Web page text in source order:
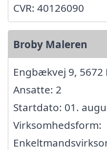
CVR: 40126090
Broby Maleren
Engbækvej 9, 5672
Ansatte: 2
Startdato: 01.
Virksomhedsform: